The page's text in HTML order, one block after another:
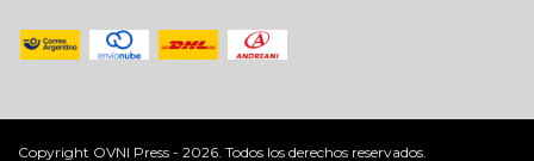
Copyright OVNI Press - 2026. Todos los derechos reservados.